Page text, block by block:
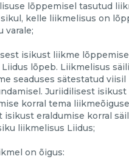
lõppemisel tasutud
kelle liikmelisus on
varale;
isikust liikme
Liidus lõpeb. Liikmelisus
seaduses sätestatud viisil
Juriidilisest
korral tema
isikust eraldumise korral
liikmelisus Liidus;
on õigus: